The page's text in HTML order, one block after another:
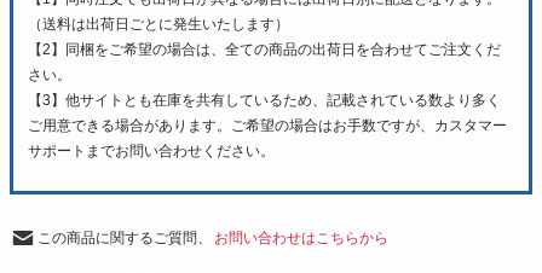
（送料は出荷日ごとに発生いたします）
【2】同梱をご希望の場合は、全ての商品の出荷日を合わせてご注文くだ
さい。
【3】他サイトとも在庫を共有しているため、記載されている数より多く
ご用意できる場合があります。ご希望の場合はお手数ですが、カスタマー
サポートまでお問い合わせください。
この商品に関するご質問、 お問い合わせはこちらから